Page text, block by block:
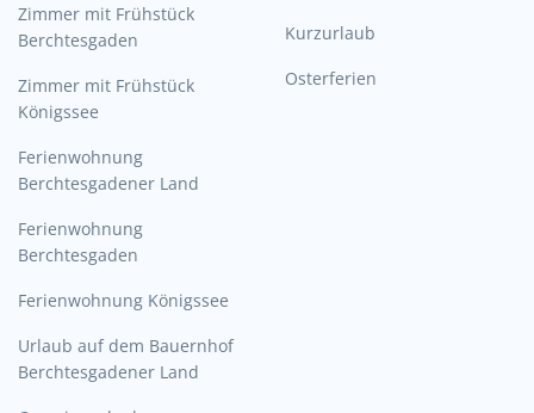
Zimmer mit Frühstück
Berchtesgaden
Zimmer mit Frühstück
Königssee
Ferienwohnung
Berchtesgadener Land
Ferienwohnung
Berchtesgaden
Ferienwohnung Königssee
Urlaub auf dem Bauernhof
Berchtesgadener Land
Kurzurlaub
Osterferien